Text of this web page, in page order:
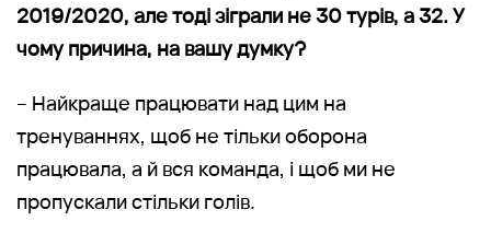
2019/2020, але тоді зіграли не 30 турів, а 32. У
чому причина, на вашу думку?
– Найкраще працювати над цим на
тренуваннях, щоб не тільки оборона
працювала, а й вся команда, і щоб ми не
пропускали стільки голів.